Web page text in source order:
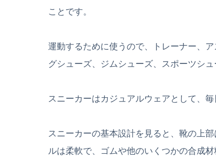
ことです。
運動するために使うので、トレーナー、
グシューズ、ジムシューズ、スポーツシュ
スニーカーはカジュアルウェアとして、毎
スニーカーの基本設計を見ると、靴の上
ルは柔軟で、ゴムや他のいくつかの合成材